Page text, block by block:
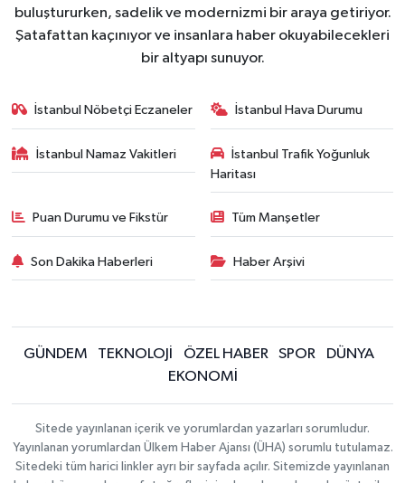
buluştururken, sadelik ve modernizmi bir araya getiriyor.
Şatafattan kaçınıyor ve insanlara haber okuyabilecekleri
bir altyapı sunuyor.
İstanbul Nöbetçi Eczaneler İstanbul Hava Durumu
İstanbul Namaz Vakitleri
İstanbul Trafik Yoğunluk
Haritası
Puan Durumu ve Fikstür Tüm Manşetler
Son Dakika Haberleri Haber Arşivi
GÜNDEM TEKNOLOJİ ÖZEL HABER SPOR
DÜNYA
EKONOMİ
Sitede yayınlanan içerik ve yorumlardan yazarları sorumludur.
Yayınlanan yorumlardan Ülkem Haber Ajansı (ÜHA) sorumlu tutulamaz.
Sitedeki tüm harici linkler ayrı bir sayfada açılır. Sitemizde yayınlanan